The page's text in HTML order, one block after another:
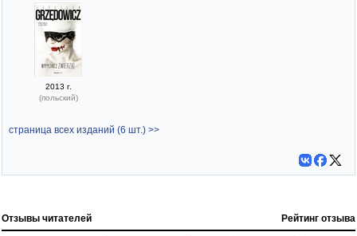
2013 г.
(польский)
страница всех изданий (6 шт.) >>
Отзывы читателей Рейтинг отзыва